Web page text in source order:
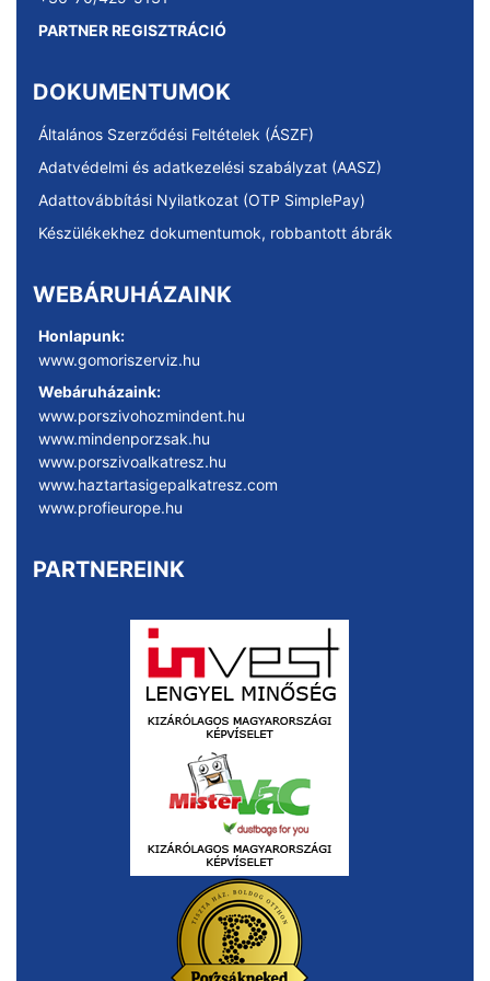
PARTNER REGISZTRÁCIÓ
DOKUMENTUMOK
Általános Szerződési Feltételek (ÁSZF)
Adatvédelmi és adatkezelési szabályzat (AASZ)
Adattovábbítási Nyilatkozat (OTP SimplePay)
Készülékekhez dokumentumok, robbantott ábrák
WEBÁRUHÁZAINK
Honlapunk:
www.gomoriszerviz.hu
Webáruházaink:
www.porszivohozmindent.hu
www.mindenporzsak.hu
www.porszivoalkatresz.hu
www.haztartasigepalkatresz.com
www.profieurope.hu
PARTNEREINK